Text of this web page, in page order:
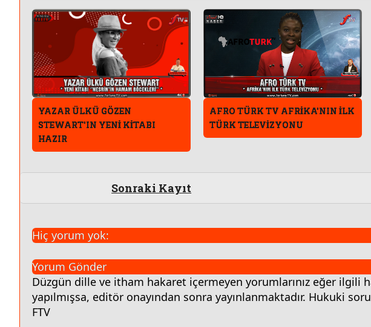
YAZAR ÜLKÜ GÖZEN
STEWART'IN YENİ KİTABI
HAZIR
AFRO TÜRK TV AFRİKA'NIN İLK
TÜRK TELEVİZYONU
Sonraki Kayıt
Hiç yorum yok:
Yorum Gönder
Düzgün dille ve itham hakaret içermeyen yorumlarınız eğer ilgili
yapılmışsa, editör onayından sonra yayınlanmaktadır. Hukuki
FTV